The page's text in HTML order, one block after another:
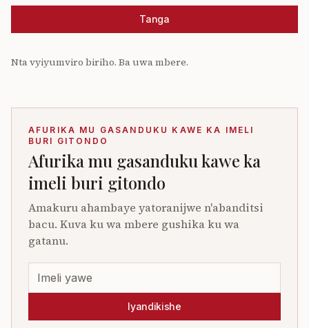
Tanga
Nta vyiyumviro biriho. Ba uwa mbere.
AFURIKA MU GASANDUKU KAWE KA IMELI
BURI GITONDO
Afurika mu gasanduku kawe ka
imeli buri gitondo
Amakuru ahambaye yatoranijwe n'abanditsi
bacu. Kuva ku wa mbere gushika ku wa
gatanu.
Iyandikishe